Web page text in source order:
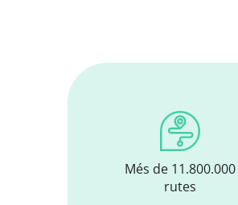
Més de 11.800.000
rutes